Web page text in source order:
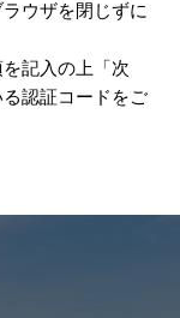
ウザを閉じずに
記入の上「次
認証コードをご